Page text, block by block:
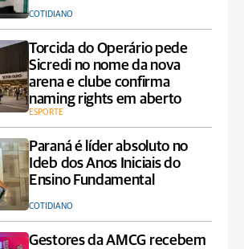
COTIDIANO
Torcida do Operário pede
Sicredi no nome da nova
arena e clube confirma
naming rights em aberto
ESPORTE
Paraná é líder absoluto no
Ideb dos Anos Iniciais do
Ensino Fundamental
COTIDIANO
Gestores da AMCG recebem